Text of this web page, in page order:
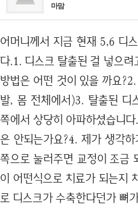
마맘
어머니께서 지금 현재 5,6 디
다.1. 디스크 탈출된 걸 넣으
방법은 어떤 것이 있을 까요
발, 몸 전체에서)3. 탈출된 디
쪽에서 상당히 아파하셨습니
은 안되는가요?4. 제가 생각
쪽으로 눌러주면 교정이 조금
이 어떤식으로 치료가 되는지
로 디스크가 수축한다던가 뼈